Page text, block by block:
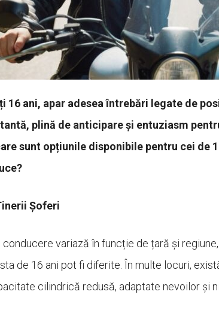
16 ani, apar adesea întrebări legate de
plină de anticipare și entuziasm
sunt opțiunile disponibile pentru cei de
Șoferi
variază în funcție de țară și
de 16 ani pot fi diferite. În multe locuri,
cilindrică redusă, adaptate nevoilor și